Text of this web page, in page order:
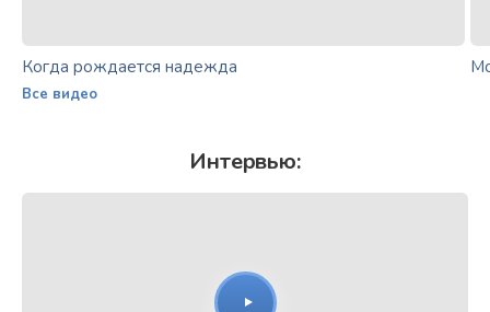
Когда рождается надежда
Все видео
Интервью: